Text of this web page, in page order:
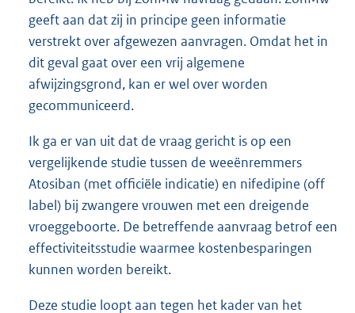
geeft aan dat zij in principe geen informatie
verstrekt over afgewezen aanvragen. Omdat het in
dit geval gaat over een vrij algemene
afwijzingsgrond, kan er wel over worden
gecommuniceerd.
Ik ga er van uit dat de vraag gericht is op een
vergelijkende studie tussen de weeënremmers
Atosiban (met officiële indicatie) en nifedipine (off
label) bij zwangere vrouwen met een dreigende
vroeggeboorte. De betreffende aanvraag betrof een
effectiviteitsstudie waarmee kostenbesparingen
kunnen worden bereikt.
Deze studie loopt aan tegen het kader van het